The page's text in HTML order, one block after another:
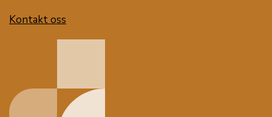
Kontakt oss